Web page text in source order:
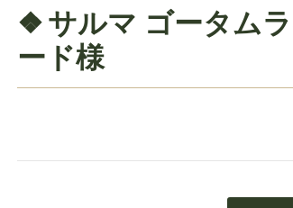
サルマ ゴータム
ード様